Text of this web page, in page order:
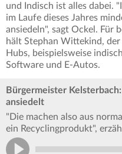
und Indisch ist alles dabei.
im Laufe dieses Jahres
ansiedeln", sagt Ockel. Für
hält Stephan Wittekind,
Hubs, beispielsweise
Software und E-Autos.
Bürgermeister
ansiedelt
"Die machen also aus
ein Recyclingprodukt",